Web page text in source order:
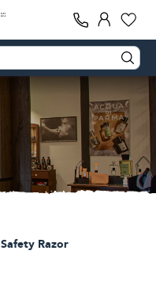
Safety Razor